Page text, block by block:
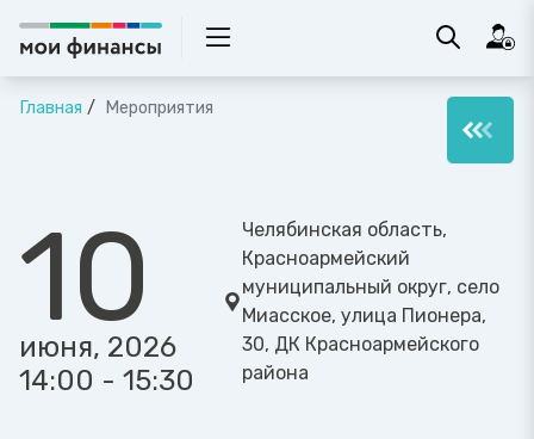
Главная Мероприятия
10
июня, 2026
14:00 - 15:30
Челябинская область,
Красноармейский
муниципальный округ, село
Миасское, улица Пионера,
30, ДК Красноармейского
района